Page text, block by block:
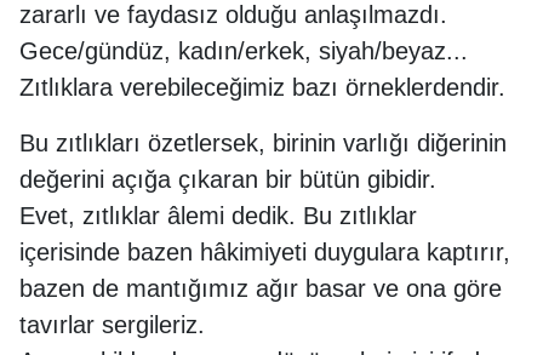
zararlı ve faydasız olduğu anlaşılmazdı.
Gece/gündüz, kadın/erkek, siyah/beyaz...
Zıtlıklara verebileceğimiz bazı örneklerdendir.
Bu zıtlıkları özetlersek, birinin varlığı diğerinin
değerini açığa çıkaran bir bütün gibidir.
Evet, zıtlıklar âlemi dedik. Bu zıtlıklar
içerisinde bazen hâkimiyeti duygulara kaptırır,
bazen de mantığımız ağır basar ve ona göre
tavırlar sergileriz.